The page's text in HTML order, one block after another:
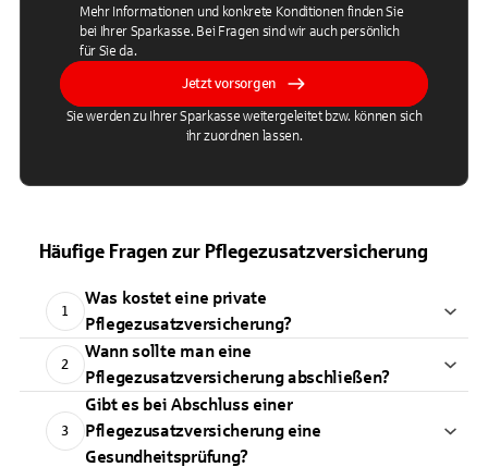
Mehr Informationen und konkrete Konditionen finden Sie
bei Ihrer Sparkasse. Bei Fragen sind wir auch persönlich
für Sie da.
Jetzt vorsorgen
Sie werden zu Ihrer Sparkasse weitergeleitet bzw. können sich
ihr zuordnen lassen.
Häufige Fragen zur Pflegezusatzversicherung
1
Was kostet eine private
Pflegezusatzversicherung?
2
Wann sollte man eine
Pflegezusatzversicherung abschließen?
3
Gibt es bei Abschluss einer
Pflegezusatzversicherung eine
Gesundheitsprüfung?